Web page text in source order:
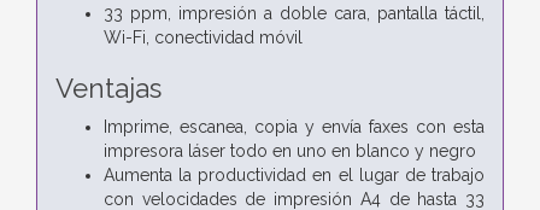
33 ppm, impresión a doble cara, pantalla táctil,
Wi-Fi, conectividad móvil
Ventajas
Imprime, escanea, copia y envía faxes con esta
impresora láser todo en uno en blanco y negro
Aumenta la productividad en el lugar de trabajo
con velocidades de impresión A4 de hasta 33